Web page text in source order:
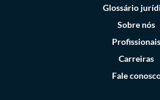
Glossário
Sobre nós
Profissionais
Carreiras
Fale